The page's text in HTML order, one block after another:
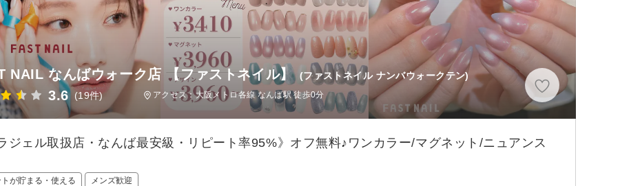
NAIL なんばウォーク店 【ファストネイル】 (ファストネイル ナンバウォークテン)
3.6 (19件) アクセス：大阪メトロ各線 なんば駅 徒歩0分
ジェル取扱店・なんば最安級・リピート率95%》オフ無料♪ワンカラー/マグネット/ニュアンス
が貯まる・使える メンズ歓迎